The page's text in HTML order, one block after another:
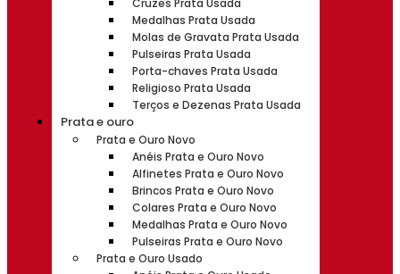
Cruzes Prata Usada
Medalhas Prata Usada
Molas de Gravata Prata Usada
Pulseiras Prata Usada
Porta-chaves Prata Usada
Religioso Prata Usada
Terços e Dezenas Prata Usada
Prata e ouro
Prata e Ouro Novo
Anéis Prata e Ouro Novo
Alfinetes Prata e Ouro Novo
Brincos Prata e Ouro Novo
Colares Prata e Ouro Novo
Medalhas Prata e Ouro Novo
Pulseiras Prata e Ouro Novo
Prata e Ouro Usado